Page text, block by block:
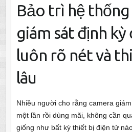
Bảo trì hệ
giám sát định kỳ
luôn rõ nét và
lâu
Nhiều người cho rằng camera
một lần rồi dùng mãi, không cần
giống như bất kỳ thiết bị điện tử